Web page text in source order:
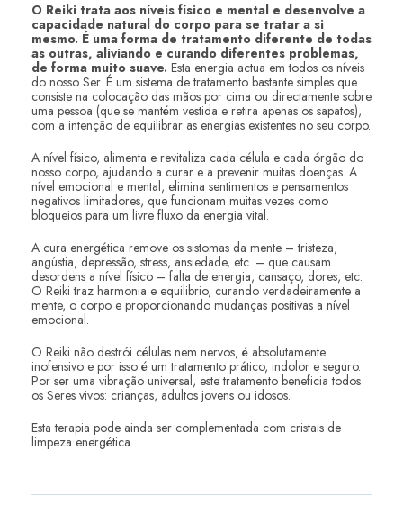
O Reiki trata aos níveis físico e mental e desenvolve a
capacidade natural do corpo para se tratar a si
mesmo. É uma forma de tratamento diferente de todas
as outras, aliviando e curando diferentes problemas,
de forma muito suave. Esta energia actua em todos os níveis
do nosso Ser. É um sistema de tratamento bastante simples que
consiste na colocação das mãos por cima ou directamente sobre
uma pessoa (que se mantém vestida e retira apenas os sapatos),
com a intenção de equilibrar as energias existentes no seu corpo.
A nível físico, alimenta e revitaliza cada célula e cada órgão do
nosso corpo, ajudando a curar e a prevenir muitas doenças. A
nível emocional e mental, elimina sentimentos e pensamentos
negativos limitadores, que funcionam muitas vezes como
bloqueios para um livre fluxo da energia vital.
A cura energética remove os sistomas da mente – tristeza,
angústia, depressão, stress, ansiedade, etc. – que causam
desordens a nível físico – falta de energia, cansaço, dores, etc.
O Reiki traz harmonia e equilibrio, curando verdadeiramente a
mente, o corpo e proporcionando mudanças positivas a nível
emocional.
O Reiki não destrói células nem nervos, é absolutamente
inofensivo e por isso é um tratamento prático, indolor e seguro.
Por ser uma vibração universal, este tratamento beneficia todos
os Seres vivos: crianças, adultos jovens ou idosos.
Esta terapia pode ainda ser complementada com cristais de
limpeza energética.